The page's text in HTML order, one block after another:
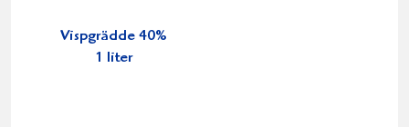
Vispgrädde 40%
1 liter